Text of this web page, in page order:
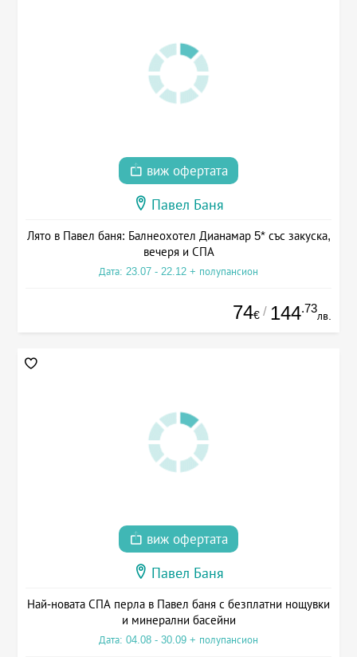
виж офертата
Павел Баня
Лято в Павел баня: Балнеохотел Дианамар 5* със закуска,
вечеря и СПА
Дата: 23.07 - 22.12 + полупансион
74€ / 144.73
лв.
виж офертата
Павел Баня
Най-новата СПА перла в Павел баня с безплатни нощувки
и минерални басейни
Дата: 04.08 - 30.09 + полупансион